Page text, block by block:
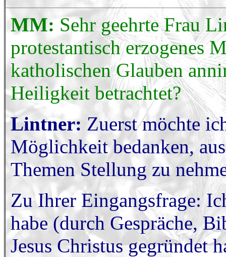
MM: Sehr geehrte Frau
protestantisch erzogenes
katholischen Glauben
Heiligkeit betrachtet?
Lintner: Zuerst möchte
Möglichkeit bedanken,
Themen Stellung zu
Zu Ihrer Eingangsfrage:
habe (durch Gespräche,
Jesus Christus gegründet